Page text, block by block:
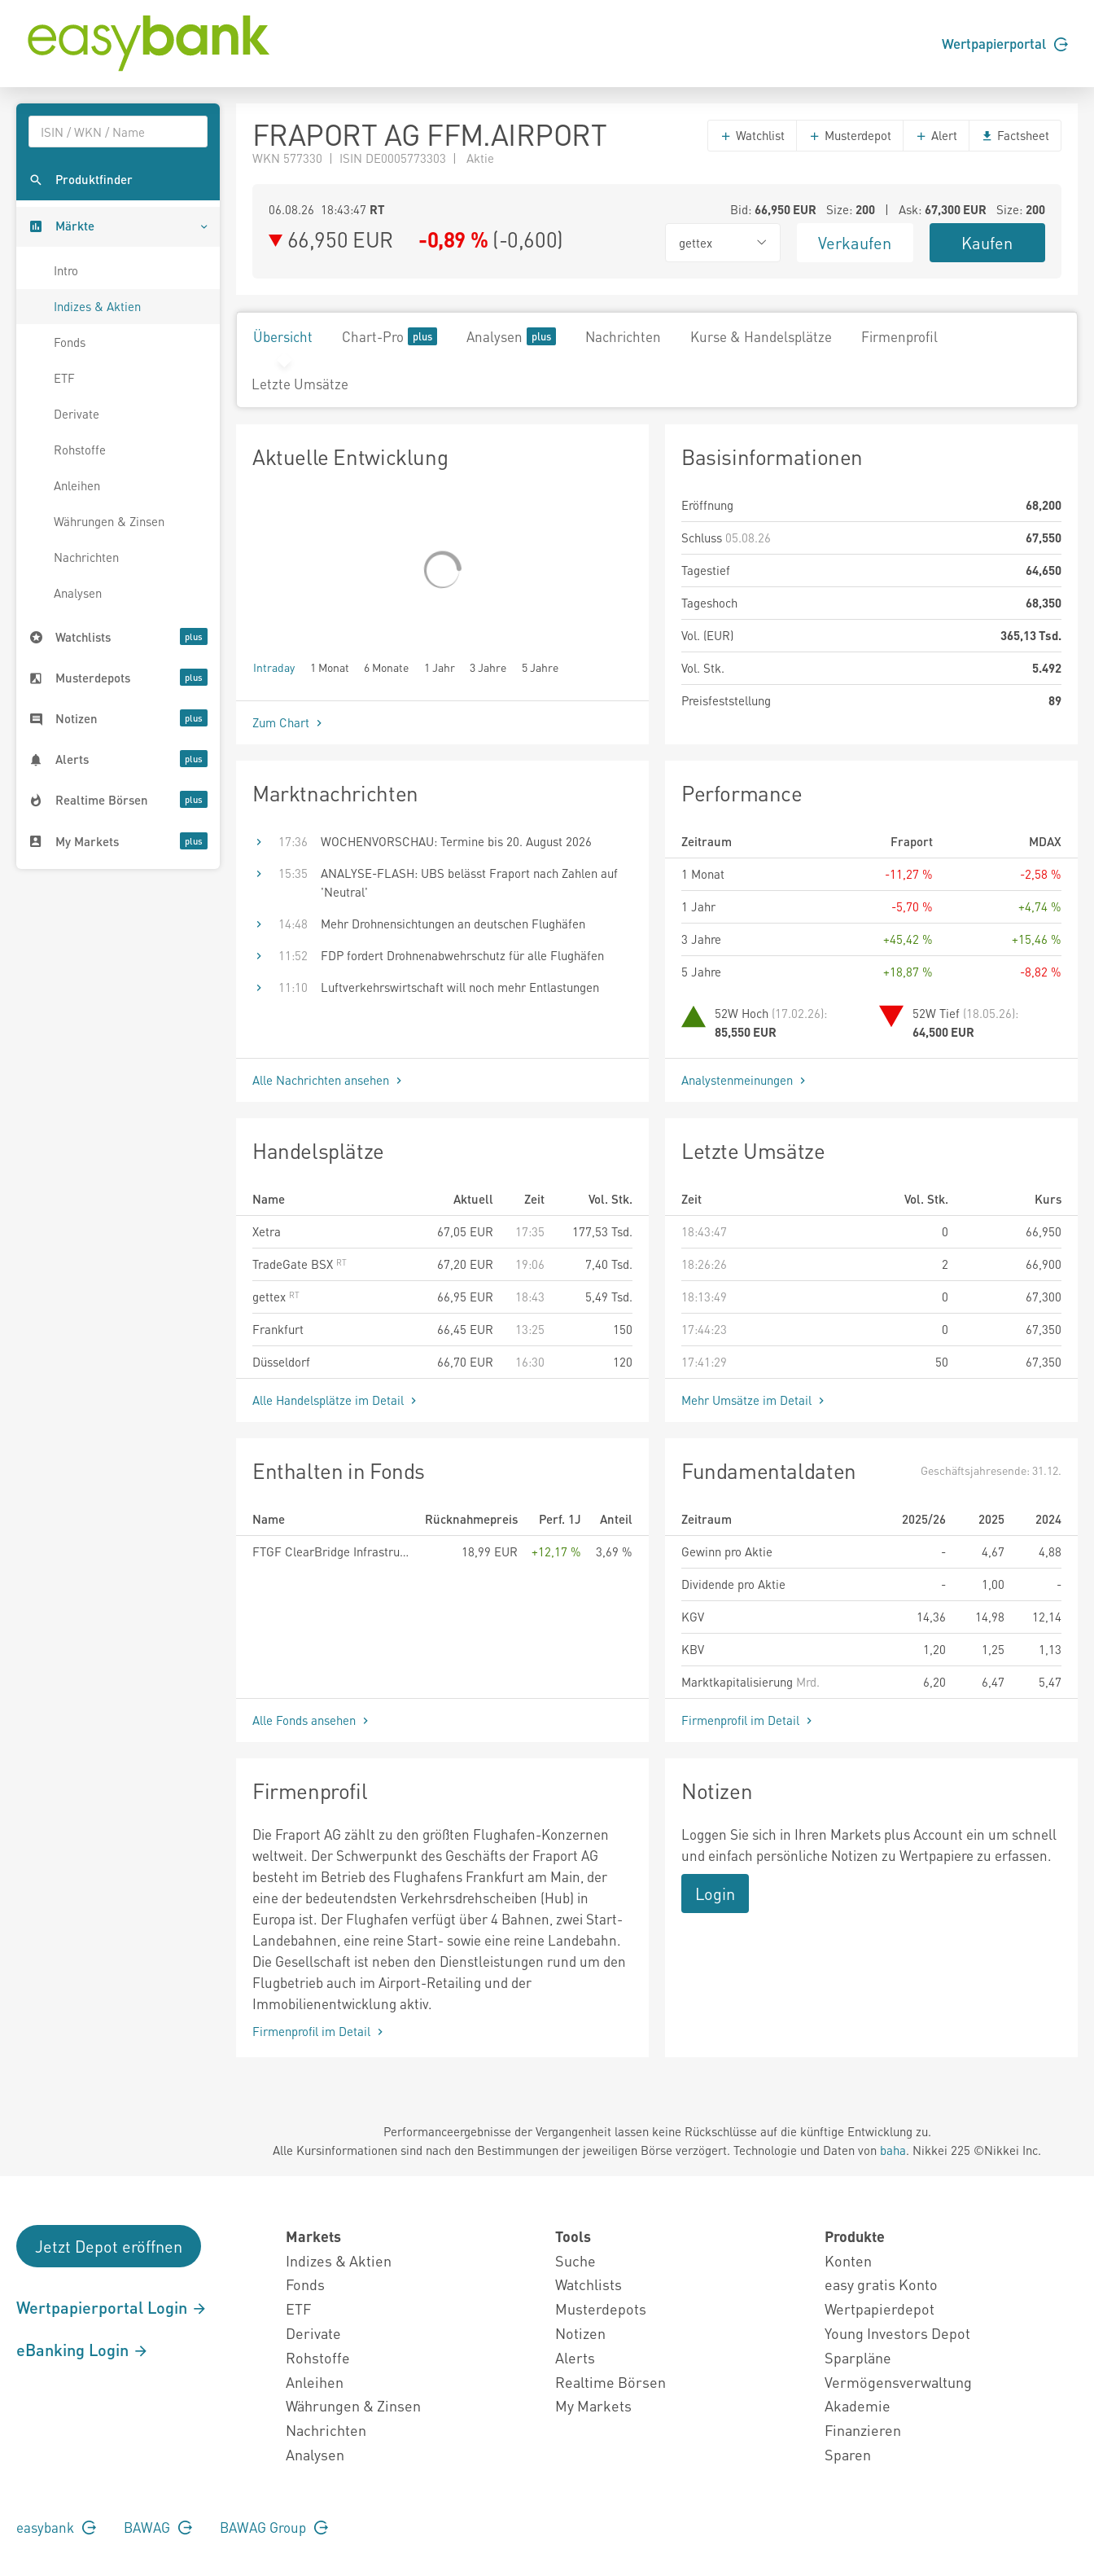
Wertpapierportal
Produktfinder
Märkte
Intro
Indizes & Aktien
Fonds
ETF
Derivate
Rohstoffe
Anleihen
Währungen & Zinsen
Nachrichten
Analysen
Watchlists
Musterdepots
Notizen
Alerts
Realtime Börsen
My Markets
FRAPORT AG FFM.AIRPORT
WKN 577330 | ISIN DE0005773303 | Aktie
Watchlist Musterdepot Alert Factsheet
06.08.26 18:43:47 RT Bid: 66,950EUR Size: 200| Ask: 67,300EUR Size: 200
66,950 EUR -0,89 % (-0,600) gettex Verkaufen Kaufen
Übersicht Chart-Pro Analysen Nachrichten Kurse & Handelsplätze Firmenprofil
Letzte Umsätze
Aktuelle Entwicklung
Intraday 1 Monat 6 Monate 1 Jahr 3 Jahre 5 Jahre
seit Beginn
Zum Chart
Basisinformationen
Eröffnung
68,200
Schluss 05.08.26
67,550
Tagestief
64,650
Tageshoch
68,350
Vol. (EUR)
365,13 Tsd.
Vol. Stk.
5.492
Preisfeststellung
89
Marktnachrichten
17:36
WOCHENVORSCHAU: Termine bis 20. August 2026
15:35
ANALYSE-FLASH: UBS belässt Fraport nach Zahlen auf
'Neutral'
14:48
Mehr Drohnensichtungen an deutschen Flughäfen
11:52
FDP fordert Drohnenabwehrschutz für alle Flughäfen
11:10
Luftverkehrswirtschaft will noch mehr Entlastungen
Alle Nachrichten ansehen
Performance
Zeitraum Fraport
MDAX
1 Monat
-11,27 %
-2,58 %
1 Jahr
-5,70 %
+4,74 %
3 Jahre
+45,42 %
+15,46 %
5 Jahre
+18,87 % -8,82 %
52W Hoch (17.02.26):
85,550 EUR
52W Tief (18.05.26):
64,500 EUR
Analystenmeinungen
Handelsplätze
Name Aktuell Zeit
Vol. Stk.
Xetra
67,05 EUR 17:35
177,53 Tsd.
TradeGate BSX
67,20 EUR 19:06
7,40 Tsd.
gettex
66,95 EUR 18:43
5,49 Tsd.
Frankfurt
66,45 EUR 13:25
150
Düsseldorf
66,70 EUR 16:30 120
Alle Handelsplätze im Detail
Letzte Umsätze
Zeit Vol. Stk.
Kurs
18:43:47
0
66,950
18:26:26
2
66,900
18:13:49
0
67,300
17:44:23
0
67,350
17:41:29
50 67,350
Mehr Umsätze im Detail
Enthalten in Fonds
Name Rücknahmepreis Perf. 1J
Anteil
FTGF ClearBridge Infrastructure Value Fund - A EUR ACC
18,99 EUR +12,17 % 3,69 %
Alle Fonds ansehen
Fundamentaldaten Geschäftsjahresende: 31.12.
Zeitraum 2025/26 2025
2024
Gewinn pro Aktie
- 4,67
4,88
Dividende pro Aktie
- 1,00
-
KGV
14,36 14,98
12,14
KBV
1,20 1,25
1,13
Marktkapitalisierung Mrd. 6,20 6,47 5,47
Firmenprofil im Detail
Firmenprofil
Die Fraport AG zählt zu den größten Flughafen-Konzernen
weltweit. Der Schwerpunkt des Geschäfts der Fraport AG
besteht im Betrieb des Flughafens Frankfurt am Main, der
eine der bedeutendsten Verkehrsdrehscheiben (Hub) in
Europa ist. Der Flughafen verfügt über 4 Bahnen, zwei Start-
Landebahnen, eine reine Start- sowie eine reine Landebahn.
Die Gesellschaft ist neben den Dienstleistungen rund um den
Flugbetrieb auch im Airport-Retailing und der
Immobilienentwicklung aktiv.
Firmenprofil im Detail
Notizen
Loggen Sie sich in Ihren Markets plus Account ein um schnell
und einfach persönliche Notizen zu Wertpapiere zu erfassen.
Login
Performanceergebnisse der Vergangenheit lassen keine Rückschlüsse auf die künftige Entwicklung zu.
Alle Kursinformationen sind nach den Bestimmungen der jeweiligen Börse verzögert. Technologie und Daten von baha. Nikkei 225 ©Nikkei Inc.
Jetzt Depot eröffnen
Wertpapierportal Login
eBanking Login
Markets
Indizes & Aktien
Fonds
ETF
Derivate
Rohstoffe
Anleihen
Währungen & Zinsen
Nachrichten
Analysen
Tools
Suche
Watchlists
Musterdepots
Notizen
Alerts
Realtime Börsen
My Markets
Produkte
Konten
easy gratis Konto
Wertpapierdepot
Young Investors Depot
Sparpläne
Vermögensverwaltung
Akademie
Finanzieren
Sparen
easybank BAWAG BAWAG Group